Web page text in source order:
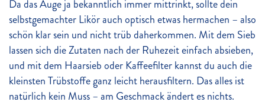
Da das Auge ja bekanntlich immer mittrinkt, sollte dein
selbstgemachter Likör auch optisch etwas hermachen – also
schön klar sein und nicht trüb daherkommen. Mit dem Sieb
lassen sich die Zutaten nach der Ruhezeit einfach absieben,
und mit dem Haarsieb oder Kaffeefilter kannst du auch die
kleinsten Trübstoffe ganz leicht herausfiltern. Das alles ist
natürlich kein Muss – am Geschmack ändert es nichts.